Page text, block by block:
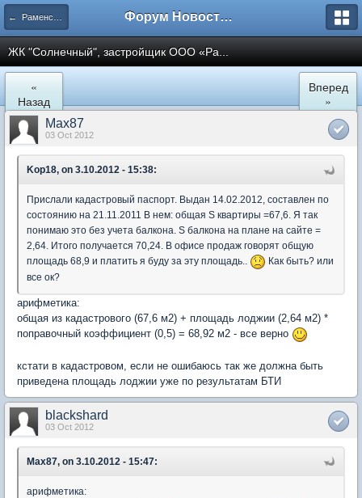
← Раменское Форум Новостройки
ЖК "Солнечный", застройщик ООО «Ра...
«
Назад
Вперед
»
Max87
03 Oct 2012
Kop18, on 3.10.2012 - 15:38:
Прислали кадастровый паспорт. Выдан 14.02.2012, составлен по
состоянию на 21.11.2011 В нем: общая S квартиры =67,6. Я так
понимаю это без учета балкона. S балкона на плане на сайте =
2,64. Итого получается 70,24. В офисе продаж говорят общую
площадь 68,9 и платить я буду за эту площадь..
Как быть? или
все ок?
арифметика:
общая из кадастрового (67,6 м2) + площадь лоджии (2,64 м2) *
поправочный коэффициент (0,5) = 68,92 м2 - все верно
кстати в кадастровом, если не ошибаюсь так же должна быть
приведена площадь лоджии уже по результатам БТИ
blackshard
03 Oct 2012
Max87, on 3.10.2012 - 15:47:
арифметика: